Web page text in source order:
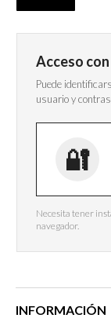
Acceso
Puede
usuario y
Necesita tener
navegador.
INFORMACIÓN